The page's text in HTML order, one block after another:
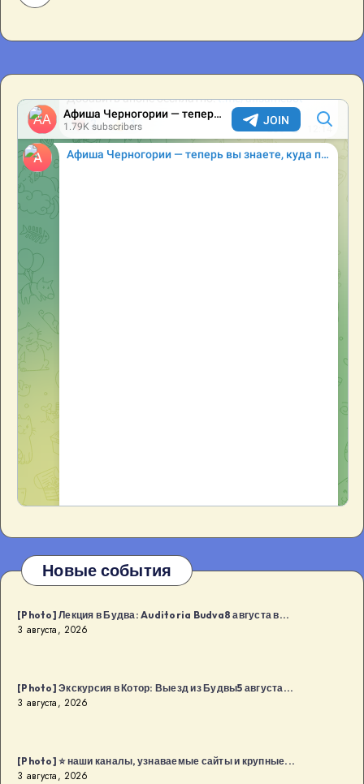
Новые события
[Photo] Лекция в Будва: Auditoria Budva8 августа в...
3 августа, 2026
[Photo] Экскурсия в Котор: Выезд из Будвы5 августа...
3 августа, 2026
[Photo] ⭐️ наши каналы, узнаваемые сайты и крупные...
3 августа, 2026